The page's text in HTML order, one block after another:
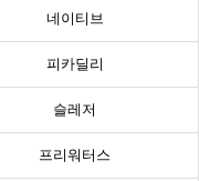
네이티브
피카딜리
슬레저
프리워터스